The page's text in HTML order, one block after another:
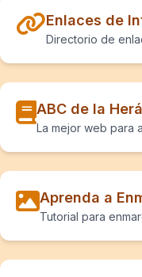
Enlaces de
Directorio de
ABC de la
La mejor web para
Aprenda a
Tutorial para